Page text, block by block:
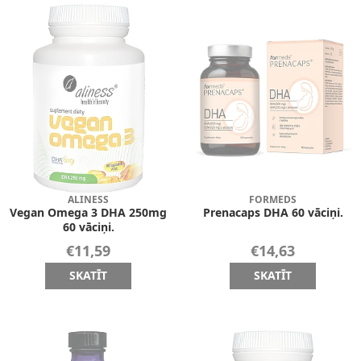
ALINESS
Vegan Omega 3 DHA 250mg
60 vāciņi.
€11,59
SKATĪT
FORMEDS
Prenacaps DHA 60 vāciņi.
€14,63
SKATĪT